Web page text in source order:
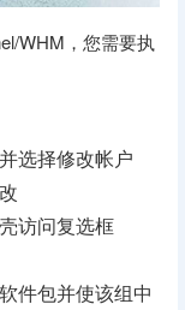
WHM，您需要执
选择修改帐户
访问复选框
件包并使该组中